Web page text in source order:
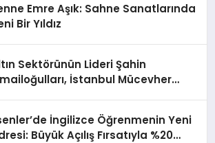
Emre Aşık: Sahne Sanatlarında
Bir Yıldız
Sektörünün Lideri Şahin
İstanbul Mücevher
İngilizce Öğrenmenin Yeni
Büyük Açılış Fırsatıyla %20